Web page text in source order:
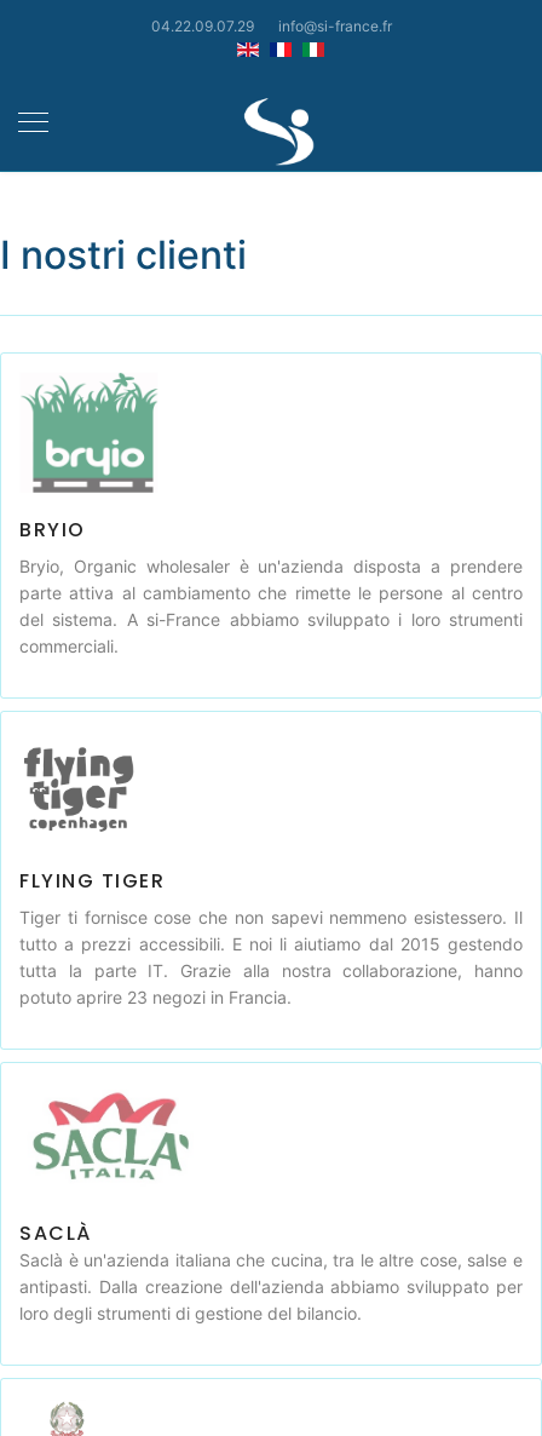
04.22.09.07.29 info@si-france.fr
I nostri clienti
BRYIO
Bryio, Organic wholesaler è un'azienda disposta a prendere
parte attiva al cambiamento che rimette le persone al centro
del sistema. A si-France abbiamo sviluppato i loro strumenti
commerciali.
FLYING TIGER
Tiger ti fornisce cose che non sapevi nemmeno esistessero. Il
tutto a prezzi accessibili. E noi li aiutiamo dal 2015 gestendo
tutta la parte IT. Grazie alla nostra collaborazione, hanno
potuto aprire 23 negozi in Francia.
SACLÀ
Saclà è un'azienda italiana che cucina, tra le altre cose, salse e
antipasti. Dalla creazione dell'azienda abbiamo sviluppato per
loro degli strumenti di gestione del bilancio.